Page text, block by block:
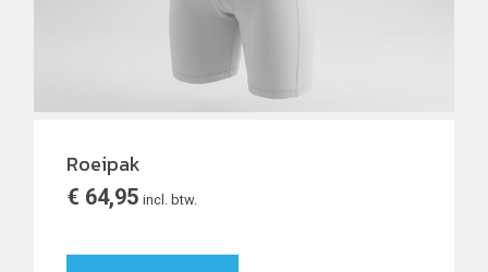
Roeipak
€ 64,95 incl. btw.